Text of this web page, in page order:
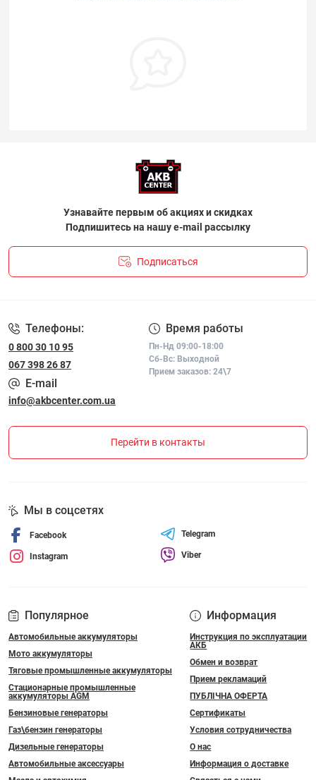
Узнавайте первым об акциях и скидках
Подпишитесь на нашу e-mail рассылку
Подписаться
Телефоны:
0 800 30 10 95
067 398 26 87
Время работы
Пн-Нд 09:00-18:00
Сб-Вс: Выходной
Прием заказов: 24\7
E-mail
info@akbcenter.com.ua
Перейти в контакты
Популярное
Автомобильные аккумуляторы
Мото аккумуляторы
Тяговые промышленные аккумуляторы
Стационарные промышленные
аккумуляторы AGM
Бензиновые генераторы
Газ\бензин генераторы
Дизельные генераторы
Автомобильные аксессуары
Информация
Инструкция по эксплуатации
АКБ
Обмен и возврат
Прием рекламаций
ПУБЛІЧНА ОФЕРТА
Сертификаты
Условия сотрудничества
О нас
Информация о доставке
Мы в соцсетях
Facebook
Instagram
Telegram
Viber